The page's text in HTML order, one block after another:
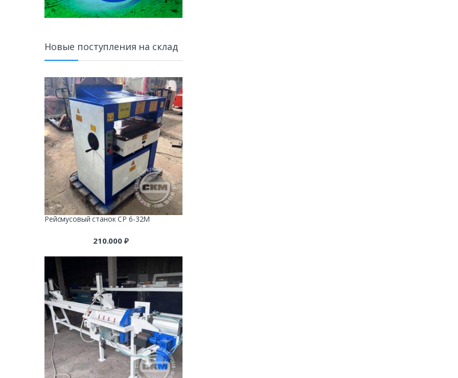
Новые поступления на склад
Рейсмусовый станок СР 6-32М
210.000 ₽